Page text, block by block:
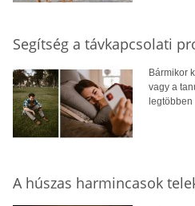
Segítség a távkapcsolati
Bármikor
vagy a
A húszas harmincasok